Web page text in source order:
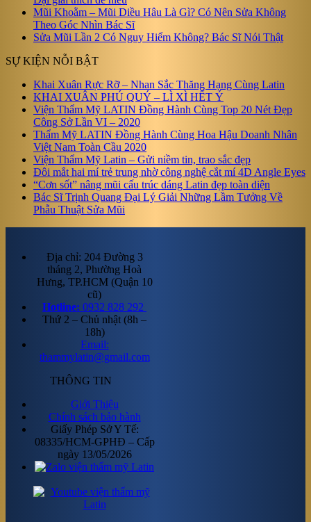
Mũi Khoằm – Mũi Diều Hâu Là Gì? Có Nên Sửa Không
Theo Góc Nhìn Bác Sĩ
Sửa Mũi Lần 2 Có Nguy Hiểm Không? Bác Sĩ Nói Thật
SỰ KIỆN NỖI BẬT
Khai Xuân Rực Rỡ – Nhan Sắc Thăng Hạng Cùng Latin
KHAI XUÂN PHÚ QUÝ – LÌ XÌ HẾT Ý
Viện Thẩm Mỹ LATIN Đồng Hành Cùng Top 20 Nét Đẹp
Công Sở Lần VI – 2020
Thẩm Mỹ LATIN Đồng Hành Cùng Hoa Hậu Doanh Nhân
Việt Nam Toàn Cầu 2020
Viện Thẩm Mỹ Latin – Gửi niềm tin, trao sắc đẹp
Đôi mắt hai mí trẻ trung nhờ công nghệ cắt mí 4D Angle Eyes
“Cơn sốt” nâng mũi cấu trúc dáng Latin đẹp toàn diện
Bác Sĩ Trịnh Quang Đại Lý Giải Những Lầm Tưởng Về
Phẫu Thuật Sửa Mũi
Địa chỉ: 204 Đường 3
tháng 2, Phường Hoà
Hưng, TP.HCM (Quận 10
cũ)
Hotline: 0932 828 292
Thứ 2 – Chủ nhật (8h –
18h)
Email:
thammylatin@gmail.com
THÔNG TIN
Giới Thiệu
Chính sách bảo hành
Giấy Phép Sở Y Tế:
08335/HCM-GPHĐ – Cấp
ngày 13/05/2026